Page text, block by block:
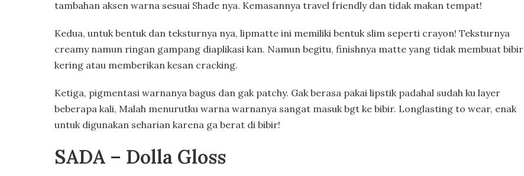
tambahan aksen warna sesuai Shade nya. Kemasannya travel friendly dan tidak makan tempat!
Kedua, untuk bentuk dan teksturnya nya, lipmatte ini memiliki bentuk slim seperti crayon! Teksturnya
creamy namun ringan gampang diaplikasi kan. Namun begitu, finishnya matte yang tidak membuat bibir
kering atau memberikan kesan cracking.
Ketiga, pigmentasi warnanya bagus dan gak patchy. Gak berasa pakai lipstik padahal sudah ku layer
beberapa kali, Malah menurutku warna warnanya sangat masuk bgt ke bibir. Longlasting to wear, enak
untuk digunakan seharian karena ga berat di bibir!
SADA – Dolla Gloss